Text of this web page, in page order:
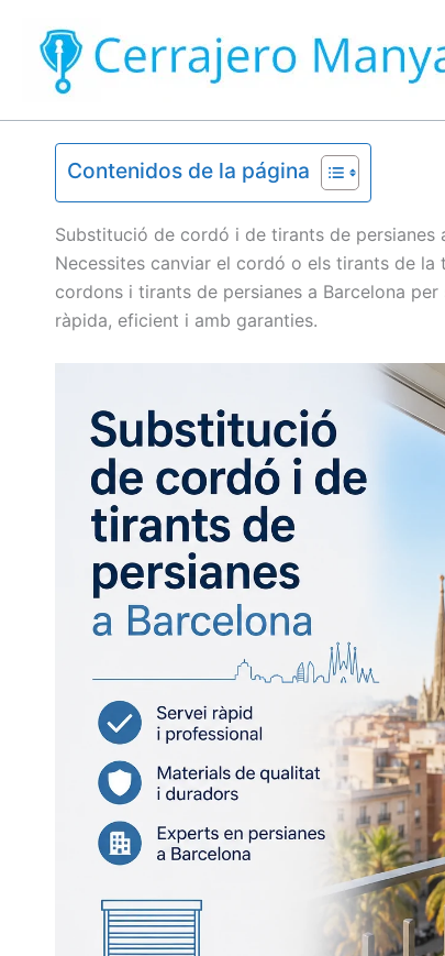
contenido
Contenidos de la página
Substitució de cordó i de tirants de persianes
Necessites canviar el cordó o els tirants de
cordons i tirants de persianes a Barcelona
ràpida, eficient i amb garanties.